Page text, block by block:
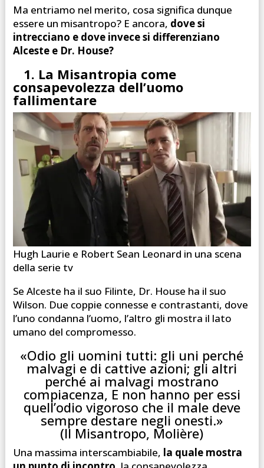
Ma entriamo nel merito, cosa significa dunque
essere un misantropo? E ancora, dove si
intrecciano e dove invece si differenziano
Alceste e Dr. House?
1. La Misantropia come
consapevolezza dell’uomo
fallimentare
Hugh Laurie e Robert Sean Leonard in una scena
della serie tv
Se Alceste ha il suo Filinte, Dr. House ha il suo
Wilson. Due coppie connesse e contrastanti, dove
l’uno condanna l’uomo, l’altro gli mostra il lato
umano del compromesso.
«Odio gli uomini tutti: gli uni perché
malvagi e di cattive azioni; gli altri
perché ai malvagi mostrano
compiacenza, E non hanno per essi
quell’odio vigoroso che il male deve
sempre destare negli onesti.»
(Il Misantropo, Molière)
Una massima interscambiabile, la quale mostra